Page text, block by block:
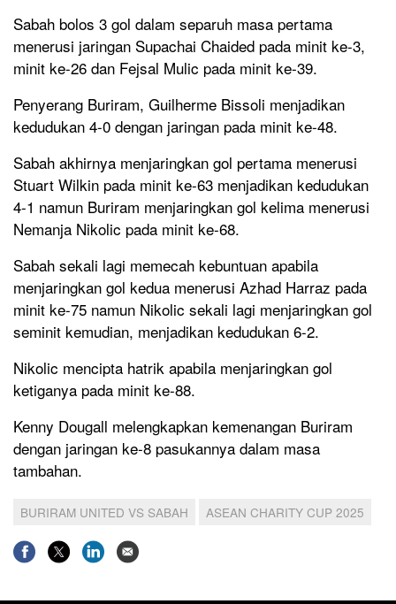
Sabah bolos 3 gol dalam separuh masa pertama
menerusi jaringan Supachai Chaided pada minit ke-3,
minit ke-26 dan Fejsal Mulic pada minit ke-39.
Penyerang Buriram, Guilherme Bissoli menjadikan
kedudukan 4-0 dengan jaringan pada minit ke-48.
Sabah akhirnya menjaringkan gol pertama menerusi
Stuart Wilkin pada minit ke-63 menjadikan kedudukan
4-1 namun Buriram menjaringkan gol kelima menerusi
Nemanja Nikolic pada minit ke-68.
Sabah sekali lagi memecah kebuntuan apabila
menjaringkan gol kedua menerusi Azhad Harraz pada
minit ke-75 namun Nikolic sekali lagi menjaringkan gol
seminit kemudian, menjadikan kedudukan 6-2.
Nikolic mencipta hatrik apabila menjaringkan gol
ketiganya pada minit ke-88.
Kenny Dougall melengkapkan kemenangan Buriram
dengan jaringan ke-8 pasukannya dalam masa
tambahan.
BURIRAM UNITED VS SABAH ASEAN CHARITY CUP 2025